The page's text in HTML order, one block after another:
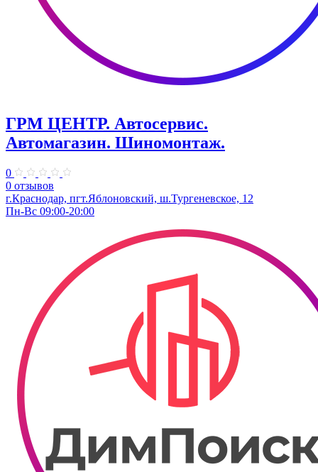
ГРМ ЦЕНТР. Автосервис.
Автомагазин. Шиномонтаж.
0
0 отзывов
г.Краснодар, пгт.Яблоновский, ш.Тургеневское, 12
Пн-Вс 09:00-20:00